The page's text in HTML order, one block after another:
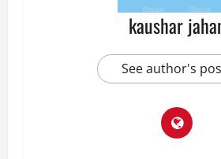
kaushar
See author's